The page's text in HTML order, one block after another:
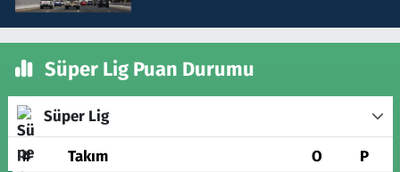
Süper Lig Puan Durumu
Süper Lig
# Takım O P